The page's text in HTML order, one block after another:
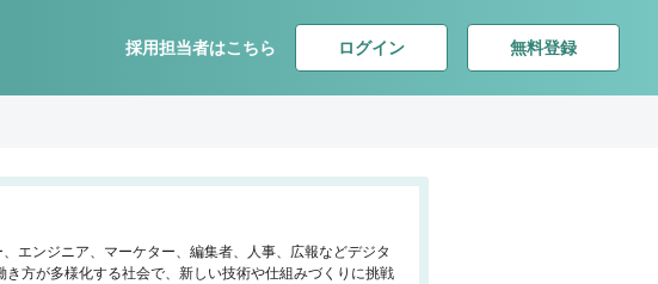
採用担当者はこちら ログイン 無料登録
エンジニア、マーケター、編集者、人事、広報などデジタ
方が多様化する社会で、新しい技術や仕組みづくりに挑戦